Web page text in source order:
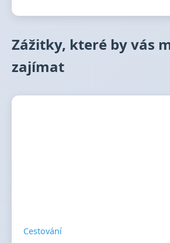
Zážitky, které by vás
zajímat
Cestování